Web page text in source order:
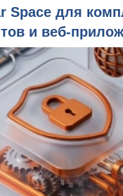
Space для
и веб-